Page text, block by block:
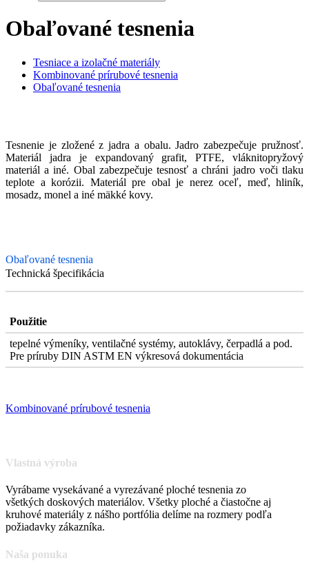
Obaľované tesnenia
Tesniace a izolačné materiály
Kombinované prírubové tesnenia
Obaľované tesnenia
Tesnenie je zložené z jadra a obalu. Jadro zabezpečuje pružnosť.
Materiál jadra je expandovaný grafit, PTFE, vláknitopryžový
materiál a iné. Obal zabezpečuje tesnosť a chráni jadro voči tlaku
teplote a korózii. Materiál pre obal je nerez oceľ, meď, hliník,
mosadz, monel a iné mäkké kovy.
Obaľované tesnenia
Technická špecifikácia
Použitie
tepelné výmeníky, ventilačné systémy, autoklávy, čerpadlá a pod.
Pre príruby DIN ASTM EN výkresová dokumentácia
Kombinované prírubové tesnenia
Vlastná výroba
Vyrábame vysekávané a vyrezávané ploché tesnenia zo
všetkých doskových materiálov. Všetky ploché a čiastočne aj
kruhové materiály z nášho portfólia delíme na rozmery podľa
požiadavky zákazníka.
Naša ponuka